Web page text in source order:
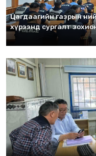
Цагдаагийн газрын
хүрээнд сургалт